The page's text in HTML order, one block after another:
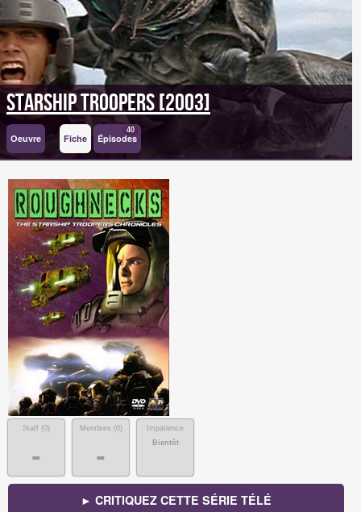
Starship Troopers [2003]
Oeuvre Fiche Épisodes
40
Staff (0)
-
Membres (0)
-
Impatience
Bientôt
► CRITIQUEZ CETTE SÉRIE TÉLÉ